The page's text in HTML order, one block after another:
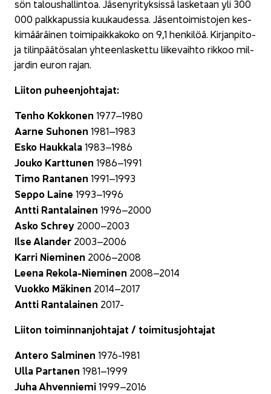
sön ta­lous­hal­lin­toa. Jä­se­ny­ri­tyk­sis­sä las­ke­taan yli 300
000 palk­ka­pus­sia kuu­kau­des­sa. Jä­sen­toi­mis­to­jen kes­
ki­mää­räi­nen toi­mi­paik­ka­ko­ko on 9,1 hen­ki­löä. Kirjanpito-​
ja ti­lin­pää­tö­sa­lan yh­teen­las­ket­tu lii­ke­vaih­to rik­koo mil­
jar­din euron rajan.
Lii­ton pu­heen­joh­ta­jat:
Tenho Kok­ko­nen 1977–1980
Aarne Su­ho­nen 1981–1983
Esko Hauk­ka­la1983–1986
Jouko Kart­tu­nen 1986–1991
Timo Ran­ta­nen 1991–1993
Seppo Laine 1993–1996
Antti Ran­ta­lai­nen 1996–2000
Asko Schrey 2000–2003
Ilse Alan­der 2003–2006
Karri Nie­mi­nen 2006–2008
Leena Rekola-​Nieminen 2008–2014
Vuok­ko Mä­ki­nen 2014–2017
Antti Ran­ta­lai­nen 2017-
Lii­ton toi­min­nan­joh­ta­jat / toi­mi­tus­joh­ta­jat
An­te­ro Sal­mi­nen 1976-1981
Ulla Par­ta­nen 1981–1999
Juha Ah­ven­nie­mi1999–2016